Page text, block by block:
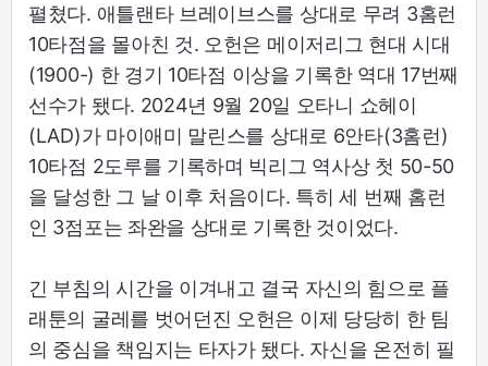
펼쳤다. 애틀랜타 브레이브스를 상대로 무려 3홈런
10타점을 몰아친 것. 오헌은 메이저리그 현대 시대
(1900-) 한 경기 10타점 이상을 기록한 역대 17번째
선수가 됐다. 2024년 9월 20일 오타니 쇼헤이
(LAD)가 마이애미 말린스를 상대로 6안타(3홈런)
10타점 2도루를 기록하며 빅리그 역사상 첫 50-50
을 달성한 그 날 이후 처음이다. 특히 세 번째 홈런
인 3점포는 좌완을 상대로 기록한 것이었다.
긴 부침의 시간을 이겨내고 결국 자신의 힘으로 플
래툰의 굴레를 벗어던진 오헌은 이제 당당히 한 팀
의 중심을 책임지는 타자가 됐다. 자신을 온전히 필